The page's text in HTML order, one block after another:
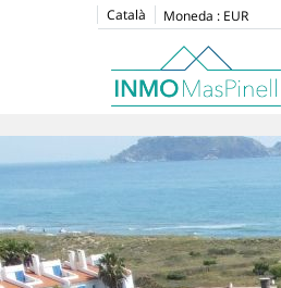
Català Moneda : EUR